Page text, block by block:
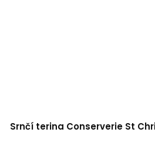
Srnčí terina Conserverie St